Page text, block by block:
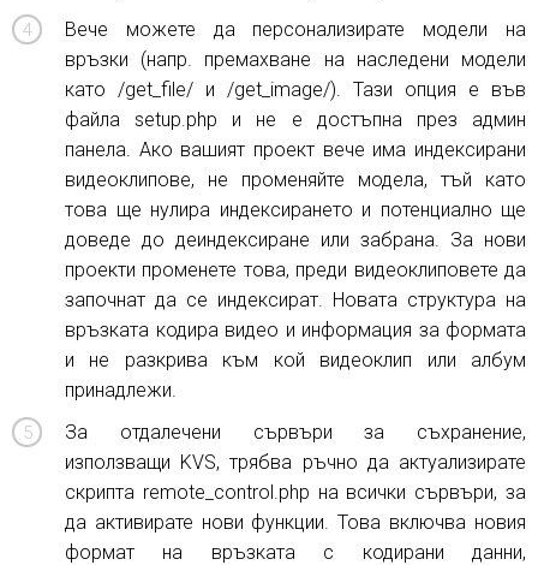
Вече можете да персонализирате модели на
връзки (напр. премахване на наследени модели
като /get_file/ и /get_image/). Тази опция е във
файла setup.php и не е достъпна през админ
панела. Ако вашият проект вече има индексирани
видеоклипове, не променяйте модела, тъй като
това ще нулира индексирането и потенциално ще
доведе до деиндексиране или забрана. За нови
проекти променете това, преди видеоклиповете да
започнат да се индексират. Новата структура на
връзката кодира видео и информация за формата
и не разкрива към кой видеоклип или албум
принадлежи.
За отдалечени сървъри за съхранение,
използващи KVS, трябва ръчно да актуализирате
скрипта remote_control.php на всички сървъри, за
да активирате нови функции. Това включва новия
формат на връзката с кодирани данни,